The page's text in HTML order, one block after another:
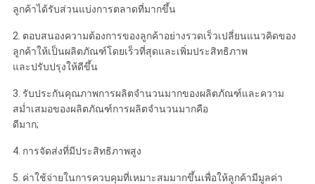
ลูกค้าได้รับส่วนแบ่งการตลาดที่มากขึ้น
2. ตอบสนองความต้องการของลูกค้าอย่างรวดเร็วเปลี่ยนแนวคิดของ
ลูกค้าให้เป็นผลิตภัณฑ์โดยเร็วที่สุดและเพิ่มประสิทธิภาพ
และปรับปรุงให้ดีขึ้น
3. รับประกันคุณภาพการผลิตจำนวนมากของผลิตภัณฑ์และความ
สม่ำเสมอของผลิตภัณฑ์การผลิตจำนวนมากคือ
ดีมาก;
4. การจัดส่งที่มีประสิทธิภาพสูง
5. ค่าใช้จ่ายในการควบคุมที่เหมาะสมมากขึ้นเพื่อให้ลูกค้ามีมูลค่า